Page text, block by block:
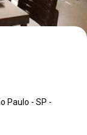
Paulo - SP -